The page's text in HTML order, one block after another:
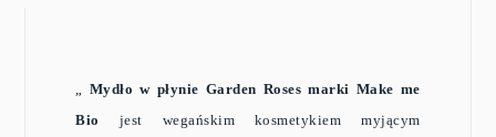
Mydło w płynie Garden Roses marki Make me
Bio
jest wegańskim kosmetykiem myjącym